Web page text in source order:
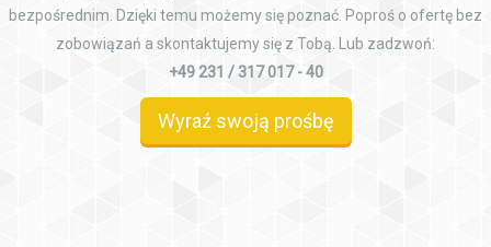
bezpośrednim. Dzięki temu możemy się poznać. Poproś o ofertę bez
zobowiązań a skontaktujemy się z Tobą. Lub zadzwoń:
+49 231 / 317 017 - 40
Wyraź swoją prośbę